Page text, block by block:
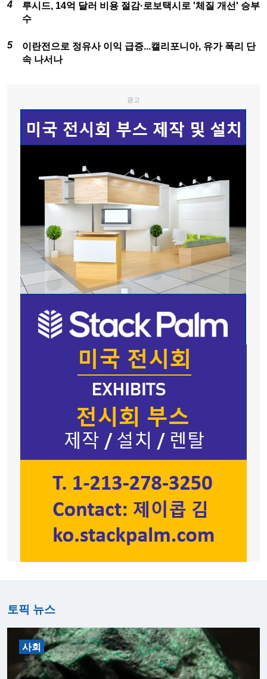
루시드, 14억 달러 비용 절감·로보택시로 '체질 개선' 승부
수
이란전으로 정유사 이익 급증...캘리포니아, 유가 폭리 단
속 나서나
토픽 뉴스
사회